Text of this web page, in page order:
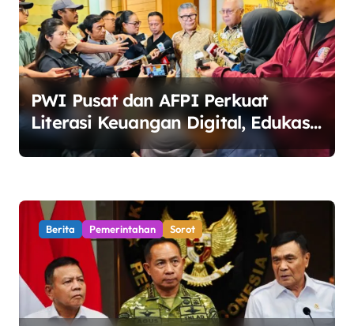
o
s
PWI Pusat dan AFPI Perkuat
Literasi Keuangan Digital, Edukasi
Masyarakat Waspadai Pinjaman
Berita Pemerintahan Sorot